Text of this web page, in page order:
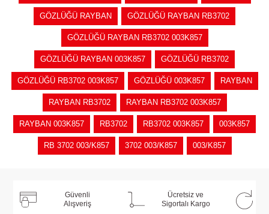
GÖZLÜĞÜ RAYBAN GÖZLÜĞÜ RAYBAN RB3702
GÖZLÜĞÜ RAYBAN RB3702 003K857
GÖZLÜĞÜ RAYBAN 003K857 GÖZLÜĞÜ RB3702
GÖZLÜĞÜ RB3702 003K857 GÖZLÜĞÜ 003K857 RAYBAN
RAYBAN RB3702 RAYBAN RB3702 003K857
RAYBAN 003K857 RB3702 RB3702 003K857 003K857
RB 3702 003/K857 3702 003/K857 003/K857
Güvenli
Alışveriş
Ücretsiz ve
Sigortalı Kargo